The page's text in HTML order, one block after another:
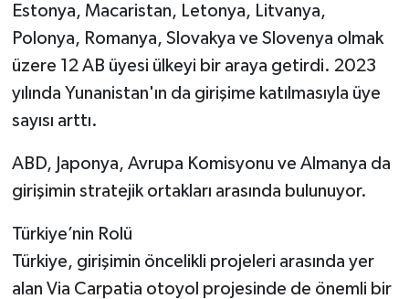
Estonya, Macaristan, Letonya, Litvanya,
Polonya, Romanya, Slovakya ve Slovenya olmak
üzere 12 AB üyesi ülkeyi bir araya getirdi. 2023
yılında Yunanistan'ın da girişime katılmasıyla üye
sayısı arttı.
ABD, Japonya, Avrupa Komisyonu ve Almanya da
girişimin stratejik ortakları arasında bulunuyor.
Türkiye’nin Rolü
Türkiye, girişimin öncelikli projeleri arasında yer
alan Via Carpatia otoyol projesinde de önemli bir